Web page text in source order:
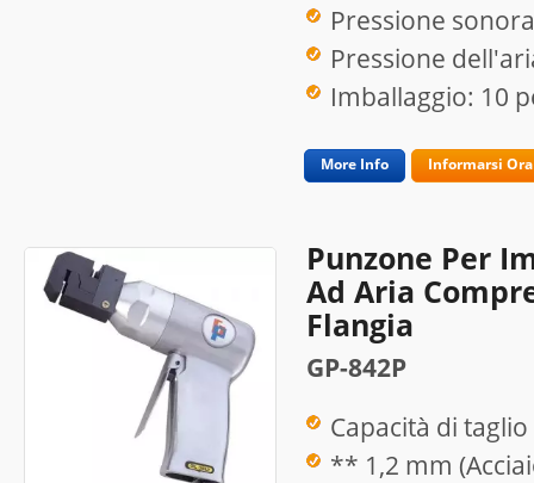
Pressione
Pressione
Imballaggio: 10
More Info Informarsi Ora
Punzone Per
Ad Aria
Flangia
GP-842P
Capacità di
** 1,2 mm